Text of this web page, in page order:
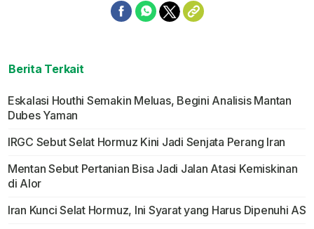
Berita Terkait
Eskalasi Houthi Semakin Meluas, Begini Analisis Mantan
Dubes Yaman
IRGC Sebut Selat Hormuz Kini Jadi Senjata Perang Iran
Mentan Sebut Pertanian Bisa Jadi Jalan Atasi Kemiskinan
di Alor
Iran Kunci Selat Hormuz, Ini Syarat yang Harus Dipenuhi AS